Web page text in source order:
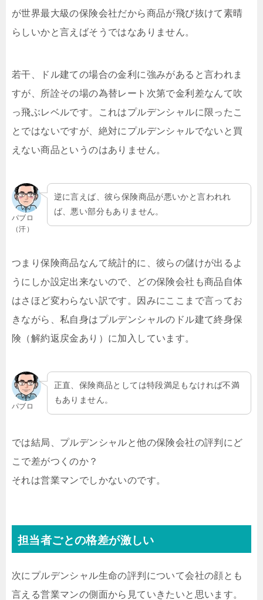
が世界最大級の保険会社だから商品が飛び抜けて素晴
らしいかと言えばそうではなありません。
若干、ドル建ての場合の金利に強みがあると言われま
すが、所詮その場の為替レート次第で金利差なんて吹
っ飛ぶレベルです。これはプルデンシャルに限ったこ
とではないですが、絶対にプルデンシャルでないと買
えない商品というのはありません。
パブロ
（汗）
逆に言えば、彼ら保険商品が悪いかと言われれ
ば、悪い部分もありません。
つまり保険商品なんて統計的に、彼らの儲けが出るよ
うにしか設定出来ないので、どの保険会社も商品自体
はさほど変わらない訳です。因みにここまで言ってお
きながら、私自身はプルデンシャルのドル建て終身保
険（解約返戻金あり）に加入しています。
パブロ
正直、保険商品としては特段満足もなければ不満
もありません。
では結局、プルデンシャルと他の保険会社の評判にど
こで差がつくのか？
それは営業マンでしかないのです。
担当者ごとの格差が激しい
次にプルデンシャル生命の評判について会社の顔とも
言える営業マンの側面から見ていきたいと思います。